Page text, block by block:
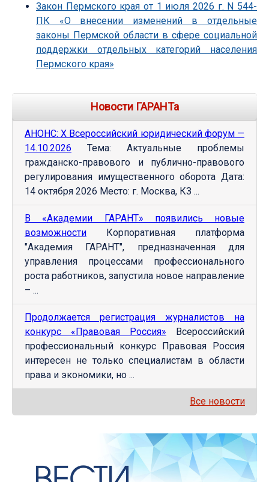
Закон Пермского края от 1 июля 2026 г. N 544-
ПК «О внесении изменений в отдельные
законы Пермской области в сфере социальной
поддержки отдельных категорий населения
Пермского края»
Новости ГАРАНТа
АНОНС: Х Всероссийский юридический форум —
14.10.2026 Тема: Актуальные проблемы
гражданско-правового и публично-правового
регулирования имущественного оборота Дата:
14 октября 2026 Место: г. Москва, КЗ ...
В «Академии ГАРАНТ» появились новые
возможности Корпоративная платформа
"Академия ГАРАНТ", предназначенная для
управления процессами профессионального
роста работников, запустила новое направление
– ...
Продолжается регистрация журналистов на
конкурс «Правовая Россия» Всероссийский
профессиональный конкурс Правовая Россия
интересен не только специалистам в области
права и экономики, но ...
Все новости